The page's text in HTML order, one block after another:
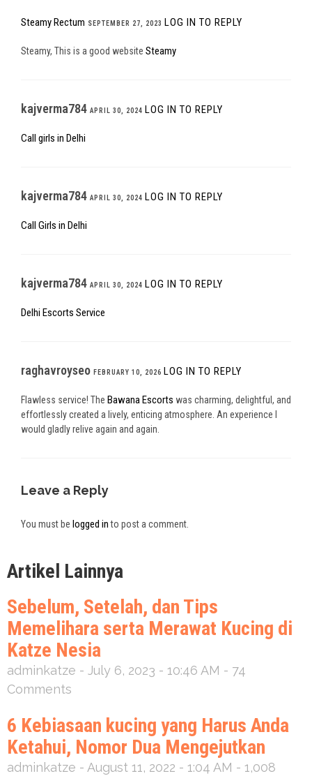
Steamy Rectum SEPTEMBER 27, 2023 LOG IN TO REPLY
Steamy, This is a good website Steamy
kajverma784 APRIL 30, 2024 LOG IN TO REPLY
Call girls in Delhi
kajverma784 APRIL 30, 2024 LOG IN TO REPLY
Call Girls in Delhi
kajverma784 APRIL 30, 2024 LOG IN TO REPLY
Delhi Escorts Service
raghavroyseo FEBRUARY 10, 2026 LOG IN TO REPLY
Flawless service! The Bawana Escorts was charming, delightful, and
effortlessly created a lively, enticing atmosphere. An experience I
would gladly relive again and again.
Leave a Reply
You must be logged into post a comment.
Artikel Lainnya
Sebelum, Setelah, dan Tips
Memelihara serta Merawat Kucing di
Katze Nesia
adminkatze July 6, 2023 10:46 AM
74
Comments
6 Kebiasaan kucing yang Harus Anda
Ketahui, Nomor Dua Mengejutkan
adminkatze August 11, 2022 1:04 AM
1,008